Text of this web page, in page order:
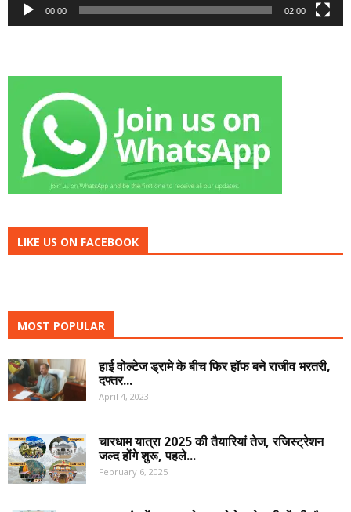
00:00 02:00
LIKE US ON FACEBOOK
MOST POPULAR
हाई वोल्टेज ड्रामे के बीच फिर हॉफ बने राजीव भरतरी,
दफ्तर...
April 4, 2023
चारधाम यात्रा 2025 की तैयारियां तेज, रजिस्ट्रेशन
जल्द होंगे शुरू, पहले...
February 6, 2025